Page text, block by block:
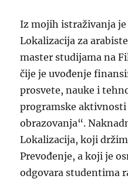
Iz mojih istraživanja
Lokalizacija za
master studijama na
čije je uvođenje
prosvete, nauke i
programske aktivnosti
obrazovanja“.
Lokalizacija, koji
Prevođenje, a koji je
odgovara studentima